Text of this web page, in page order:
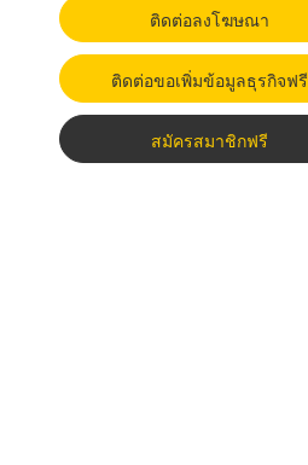
ติดต่อลงโฆษณา
ติดต่อขอเพิ่มข้อมูลธุรกิจฟรี
สมัครสมาชิกฟรี